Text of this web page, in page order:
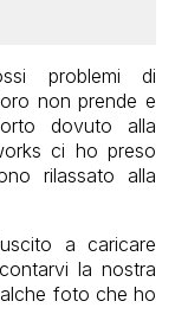
problemi di
non prende e
dovuto alla
ci ho preso
rilassato alla
a caricare
la nostra
foto che ho